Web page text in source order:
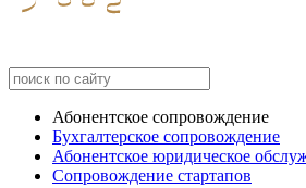
Абонентское сопровождение
Бухгалтерское сопровождение
Абонентское юридическое
Сопровождение стартапов